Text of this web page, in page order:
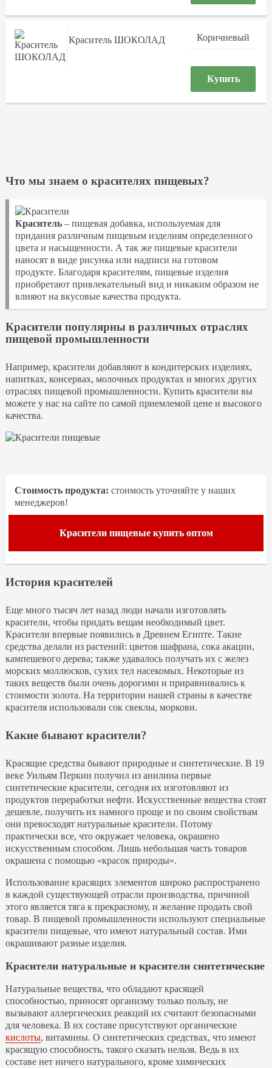
Краситель ШОКОЛАД Коричневый
Купить
Что мы знаем о красителях пищевых?
Краситель– пищевая добавка, используемая для
придания различным пищевым изделиям определенного
цвета и насыщенности. А так же пищевые красители
наносят в виде рисунка или надписи на готовом
продукте. Благодаря красителям, пищевые изделия
приобретают привлекательный вид и никаким образом не
влияют на вкусовые качества продукта.
Красители популярны в различных отраслях
пищевой промышленности
Например, красители добавляют в кондитерских изделиях,
напитках, консервах, молочных продуктах и многих других
отраслях пищевой промышленности. Купить красители вы
можете у нас на сайте по самой приемлемой цене и высокого
качества.
Стоимость продукта: стоимость уточняйте у наших
менеджеров!
Красители пищевые купить оптом
История красителей
Еще много тысяч лет назад люди начали изготовлять
красители, чтобы придать вещам необходимый цвет.
Красители впервые появились в Древнем Египте. Такие
средства делали из растений: цветов шафрана, сока акации,
кампешевого дерева; также удавалось получать их с желез
морских моллюсков, сухих тел насекомых. Некоторые из
таких веществ были очень дорогими и приравнивались к
стоимости золота. На территории нашей страны в качестве
красителя использовали сок свеклы, моркови.
Какие бывают красители?
Красящие средства бывают природные и синтетические. В 19
веке Уильям Перкин получил из анилина первые
синтетические красители, сегодня их изготовляют из
продуктов переработки нефти. Искусственные вещества стоят
дешевле, получить их намного проще и по своим свойствам
они превосходят натуральные красители. Потому
практически все, что окружает человека, окрашено
искусственным способом. Лишь небольшая часть товаров
окрашена с помощью «красок природы».
Использование красящих элементов широко распространено
в каждой существующей отрасли производства, причиной
этого является тяга к прекрасному, и желание продать свой
товар. В пищевой промышленности используют специальные
красители пищевые, что имеют натуральный состав. Ими
окрашивают разные изделия.
Красители натуральные и красители синтетические
Натуральные вещества, что обладают красящей
способностью, приносят организму только пользу, не
вызывают аллергических реакций их считают безопасными
для человека. В их составе присутствуют органические
кислоты, витамины. О синтетических средствах, что имеют
красящую способность, такого сказать нельзя. Ведь в их
составе нет ничего натурального, кроме химических